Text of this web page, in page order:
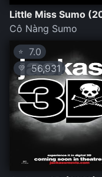
Little Miss Sumo
Cô Nàng Sumo
⭐ 7.0
💛 56,931